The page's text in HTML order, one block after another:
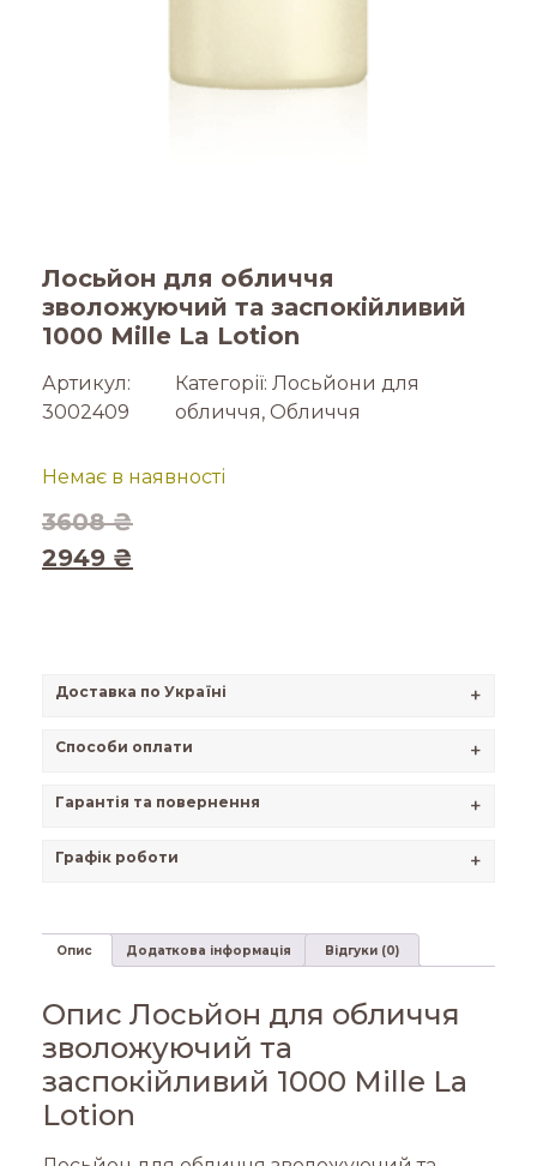
Лосьйон для обличчя
зволожуючий та заспокійливий
1000 Mille La Lotion
3608₴
2949 ₴
Немає в наявності
Артикул:
3002409
Категорії:Лосьйони для
обличчя,Обличчя
Доставка по Україні +
Способи оплати +
Гарантія та повернення +
Графік роботи +
Опис Додаткова інформація Відгуки (0)
Опис Лосьйон для обличчя
зволожуючий та
заспокійливий 1000 Mille La
Lotion